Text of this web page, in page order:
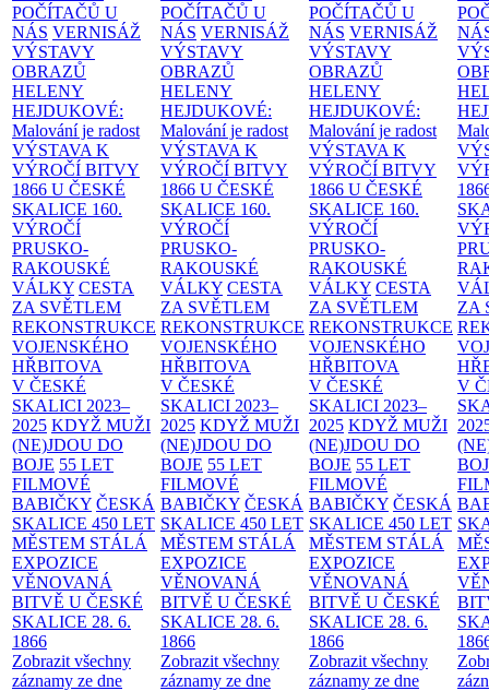
POČÍTAČŮ U
NÁS VERNISÁŽ
VÝSTAVY
OBRAZŮ
HELENY
HEJDUKOVÉ:
Malování je radost
VÝSTAVA K
VÝROČÍ BITVY
1866 U ČESKÉ
SKALICE 160.
VÝROČÍ
PRUSKO-
RAKOUSKÉ
VÁLKY CESTA
ZA SVĚTLEM
REKONSTRUKCE
VOJENSKÉHO
HŘBITOVA
V ČESKÉ
SKALICI 2023–
2025 KDYŽ MUŽI
(NE)JDOU DO
BOJE 55 LET
FILMOVÉ
BABIČKY ČESKÁ
SKALICE 450 LET
MĚSTEM STÁLÁ
EXPOZICE
VĚNOVANÁ
BITVĚ U ČESKÉ
SKALICE 28. 6.
1866
Zobrazit všechny
záznamy ze dne
POČÍTAČŮ U
NÁS VERNISÁŽ
VÝSTAVY
OBRAZŮ
HELENY
HEJDUKOVÉ:
Malování je radost
VÝSTAVA K
VÝROČÍ BITVY
1866 U ČESKÉ
SKALICE 160.
VÝROČÍ
PRUSKO-
RAKOUSKÉ
VÁLKY CESTA
ZA SVĚTLEM
REKONSTRUKCE
VOJENSKÉHO
HŘBITOVA
V ČESKÉ
SKALICI 2023–
2025 KDYŽ MUŽI
(NE)JDOU DO
BOJE 55 LET
FILMOVÉ
BABIČKY ČESKÁ
SKALICE 450 LET
MĚSTEM STÁLÁ
EXPOZICE
VĚNOVANÁ
BITVĚ U ČESKÉ
SKALICE 28. 6.
1866
Zobrazit všechny
záznamy ze dne
POČÍTAČŮ U
NÁS VERNISÁŽ
VÝSTAVY
OBRAZŮ
HELENY
HEJDUKOVÉ:
Malování je radost
VÝSTAVA K
VÝROČÍ BITVY
1866 U ČESKÉ
SKALICE 160.
VÝROČÍ
PRUSKO-
RAKOUSKÉ
VÁLKY CESTA
ZA SVĚTLEM
REKONSTRUKCE
VOJENSKÉHO
HŘBITOVA
V ČESKÉ
SKALICI 2023–
2025 KDYŽ MUŽI
(NE)JDOU DO
BOJE 55 LET
FILMOVÉ
BABIČKY ČESKÁ
SKALICE 450 LET
MĚSTEM STÁLÁ
EXPOZICE
VĚNOVANÁ
BITVĚ U ČESKÉ
SKALICE 28. 6.
1866
Zobrazit všechny
záznamy ze dne
ZA
V